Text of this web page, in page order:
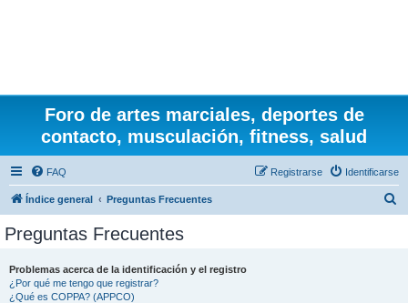
Foro de artes marciales, deportes de
contacto, musculación, fitness, salud
FAQ Identificarse
Registrarse
Índice general Preguntas Frecuentes
Preguntas Frecuentes
Problemas acerca de la identificación y el registro
¿Por qué me tengo que registrar?
¿Qué es COPPA? (APPCO)